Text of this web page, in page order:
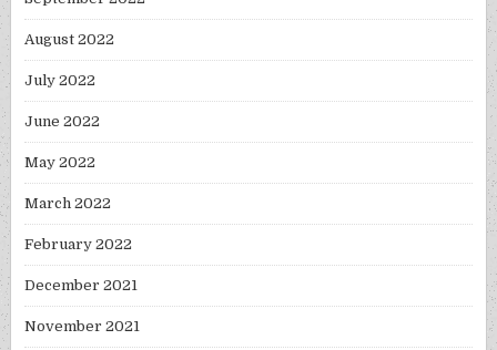
August 2022
July 2022
June 2022
May 2022
March 2022
February 2022
December 2021
November 2021